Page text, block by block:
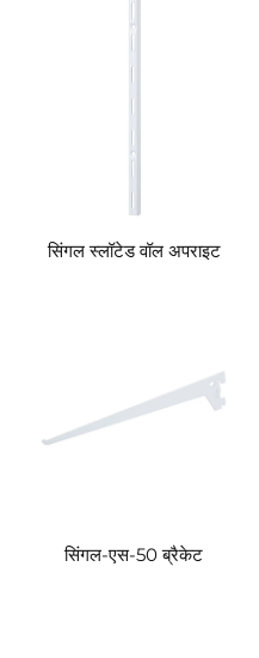
सिंगल स्लॉटेड वॉल अपराइट
सिंगल-एस-50 ब्रैकेट